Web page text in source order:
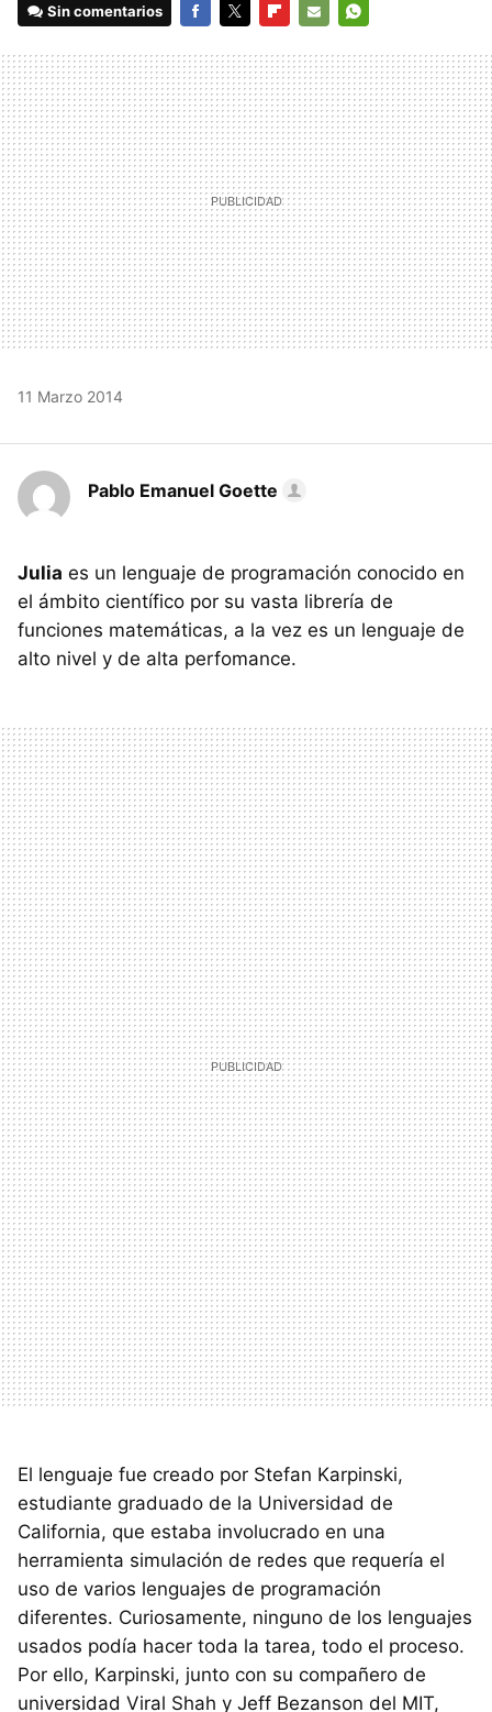
Sin comentarios
MAIL
11 Marzo 2014
Pablo Emanuel Goette
Julia es un lenguaje de programación conocido en
el ámbito científico por su vasta librería de
funciones matemáticas, a la vez es un lenguaje de
alto nivel y de alta perfomance.
El lenguaje fue creado por Stefan Karpinski,
estudiante graduado de la Universidad de
California, que estaba involucrado en una
herramienta simulación de redes que requería el
uso de varios lenguajes de programación
diferentes. Curiosamente, ninguno de los lenguajes
usados podía hacer toda la tarea, todo el proceso.
Por ello, Karpinski, junto con su compañero de
universidad Viral Shah y Jeff Bezanson del MIT,